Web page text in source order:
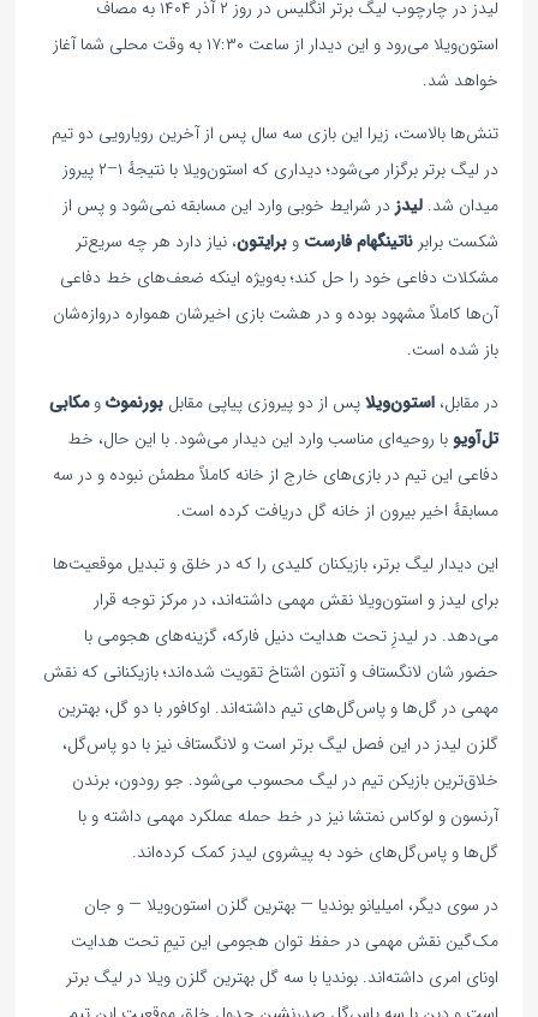
لیدز در چارچوب لیگ برتر انگلیس در روز ۲ آذر ۱۴۰۴ به مصاف
استون‌ویلا می‌رود و این دیدار از ساعت ۱۷:۳۰ به وقت محلی شما آغاز
خواهد شد.
تنش‌ها بالاست، زیرا این بازی سه سال پس از آخرین رویارویی دو تیم
در لیگ برتر برگزار می‌شود؛ دیداری که استون‌ویلا با نتیجهٔ ۱–۲ پیروز
میدان شد.لیدز در شرایط خوبی وارد این مسابقه نمی‌شود و پس از
شکست برابرناتینگهام فارست وبرایتون، نیاز دارد هر چه سریع‌تر
مشکلات دفاعی خود را حل کند؛ به‌ویژه اینکه ضعف‌های خط دفاعی
آن‌ها کاملاً مشهود بوده و در هشت بازی اخیرشان همواره دروازه‌شان
باز شده است.
در مقابل،استون‌ویلاپس از دو پیروزی پیاپی مقابلبورنموثومکابی
تل‌آویو با روحیه‌ای مناسب وارد این دیدار می‌شود. با این حال، خط
دفاعی این تیم در بازی‌های خارج از خانه کاملاً مطمئن نبوده و در سه
مسابقهٔ اخیر بیرون از خانه گل دریافت کرده است.
این دیدار لیگ برتر، بازیکنان کلیدی را که در خلق و تبدیل موقعیت‌ها
برای لیدز و استون‌ویلا نقش مهمی داشته‌اند، در مرکز توجه قرار
می‌دهد. در لیدزِ تحت هدایت دنیل فارکه، گزینه‌های هجومی با
حضور شان لانگستاف و آنتون اشتاخ تقویت شده‌اند؛ بازیکنانی که نقش
مهمی در گل‌ها و پاس‌گل‌های تیم داشته‌اند. اوکافور با دو گل، بهترین
گلزن لیدز در این فصل لیگ برتر است و لانگستاف نیز با دو پاس‌گل،
خلاق‌ترین بازیکن تیم در لیگ محسوب می‌شود. جو رودون، برندن
آرنسون و لوکاس نمتشا نیز در خط حمله عملکرد مهمی داشته و با
گل‌ها و پاس‌گل‌های خود به پیشروی لیدز کمک کرده‌اند.
در سوی دیگر، امیلیانو بوندیا — بهترین گلزن استون‌ویلا — و جان
مک‌گین نقش مهمی در حفظ توان هجومی این تیمِ تحت هدایت
اونای امری داشته‌اند. بوندیا با سه گل بهترین گلزن ویلا در لیگ برتر